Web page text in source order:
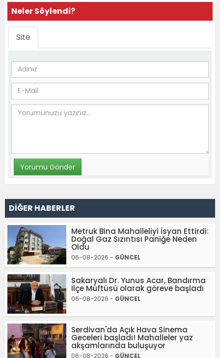
Neler Söylendi?
Site
DİĞER HABERLER
Metruk Bina Mahalleliyi İsyan Ettirdi:
Doğal Gaz Sızıntısı Paniğe Neden
Oldu
06-08-2026 - GÜNCEL
Sakaryalı Dr. Yunus Acar, Bandırma
İlçe Müftüsü olarak göreve başladı
06-08-2026 - GÜNCEL
Serdivan'da Açık Hava Sinema
Geceleri başladı! Mahalleler yaz
akşamlarında buluşuyor
06-08-2026 - GÜNCEL